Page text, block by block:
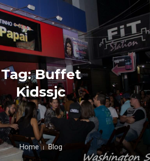
Tag: Buffet
Kidssjc
Home Blog